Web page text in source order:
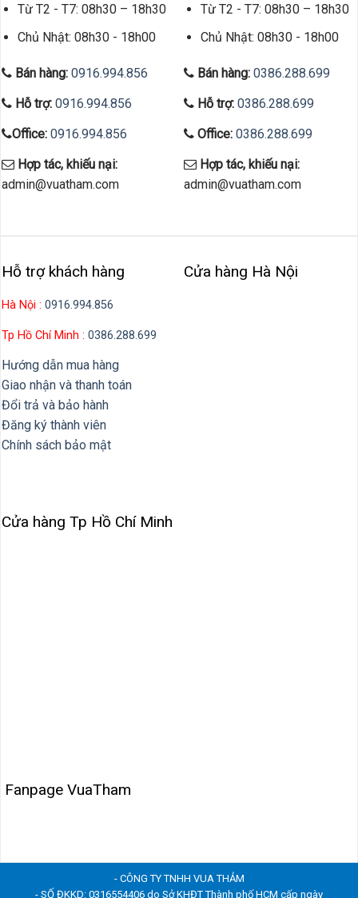
Từ T2 - T7: 08h30 – 18h30
Chủ Nhật: 08h30 - 18h00
Bán hàng: 0916.994.856
Hỗ trợ: 0916.994.856
Office: 0916.994.856
Hợp tác, khiếu nại:
admin@vuatham.com
Từ T2 - T7: 08h30 – 18h30
Chủ Nhật: 08h30 - 18h00
Bán hàng: 0386.288.699
Hỗ trợ: 0386.288.699
Office: 0386.288.699
Hợp tác, khiếu nại:
admin@vuatham.com
Hỗ trợ khách hàng
Hà Nội : 0916.994.856
Tp Hồ Chí Minh : 0386.288.699
Hướng dẫn mua hàng
Giao nhận và thanh toán
Đổi trả và bảo hành
Đăng ký thành viên
Chính sách bảo mật
Cửa hàng Hà Nội
Cửa hàng Tp Hồ Chí Minh
Fanpage VuaTham
- CÔNG TY TNHH VUA THẢM
- SỐ ĐKKD: 0316554406 do Sở KHĐT Thành phố HCM cấp ngày